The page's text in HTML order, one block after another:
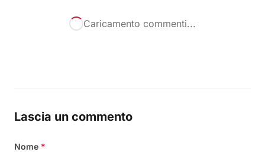
Caricamento commenti...
Lascia un commento
Nome *